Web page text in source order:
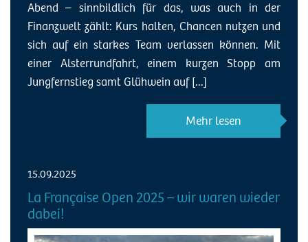
Abend – sinnbildlich für das, was auch in der
Finanzwelt zählt: Kurs halten, Chancen nutzen und
sich auf ein starkes Team verlassen können. Mit
einer Alsterrundfahrt, einem kurzen Stopp am
Jungfernstieg samt Glühwein auf [...]
Mehr lesen
15.09.2025
La Française Open 2025 – wir waren wieder
dabei!